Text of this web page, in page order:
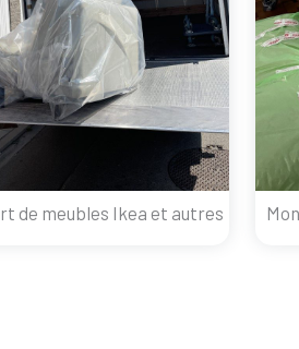
de meubles Ikea et autres